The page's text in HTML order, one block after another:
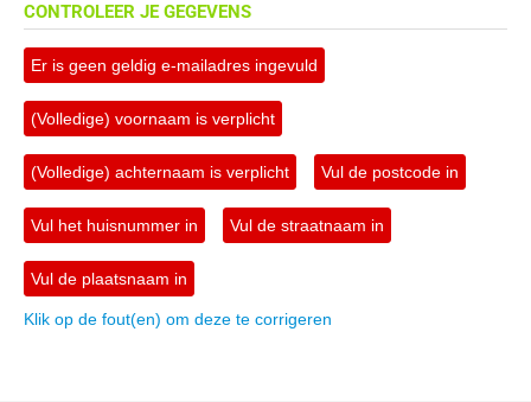
CONTROLEER JE GEGEVENS
Er is geen geldig e-mailadres ingevuld
(Volledige) voornaam is verplicht
(Volledige) achternaam is verplicht Vul de postcode in
Vul het huisnummer in Vul de straatnaam in
Vul de plaatsnaam in
Klik op de fout(en) om deze te corrigeren